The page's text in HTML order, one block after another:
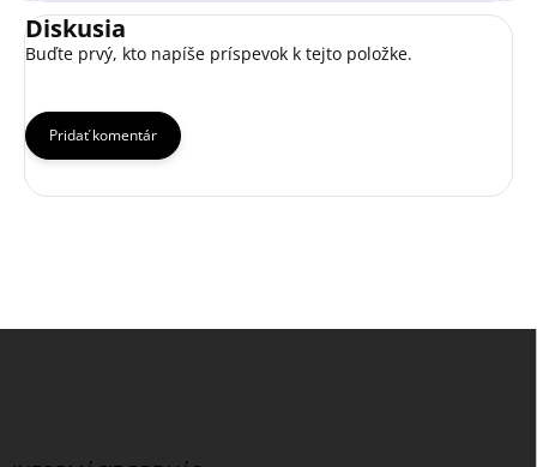
Diskusia
Buďte prvý, kto napíše príspevok k tejto položke.
Pridať komentár